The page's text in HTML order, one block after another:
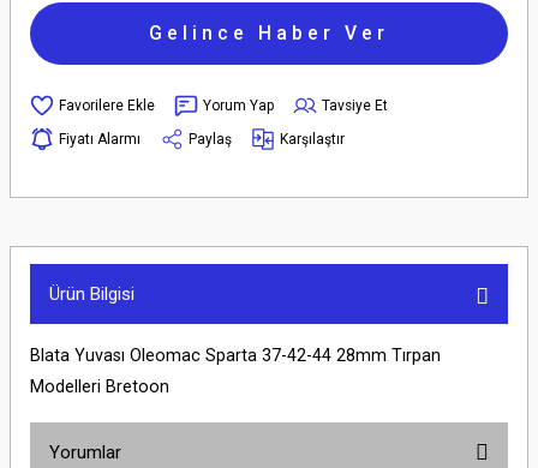
Gelince Haber Ver
Yorum Yap
Tavsiye Et
Fiyatı Alarmı
Paylaş Karşılaştır
Ürün Bilgisi
Blata Yuvası Oleomac Sparta 37-42-44 28mm Tırpan
Modelleri Bretoon
Yorumlar